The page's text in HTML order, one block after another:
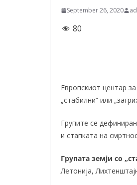
September 26, 2020
80
Европскиот центар
„стабилни“ или
Групите се
и стапката на
Групата земји со
Летонија,